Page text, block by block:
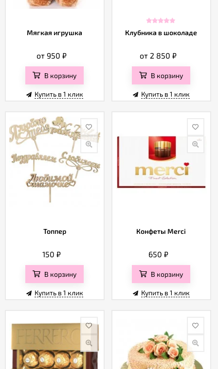
Мягкая игрушка
от 950₽
В корзину
Купить в 1 клик
Клубника в шоколаде
от 2 850₽
В корзину
Купить в 1 клик
Топпер
150₽
В корзину
Купить в 1 клик
Конфеты Merci
650 ₽
В корзину
Купить в 1 клик